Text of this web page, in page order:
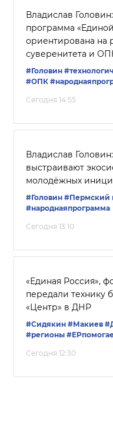
Владислав
программа
ориентирована на
суверенитета и
#Головин
#ОПК
Сегодня 14:55
Владислав
выстраивают
молодёжных
#Головин #Пермский
#народнаяпрограмма
Сегодня 13:10
«Единая Россия»,
передали технику
«Центр» в ДНР
#Сидякин #Макиев
#регионы
Сегодня 12:30